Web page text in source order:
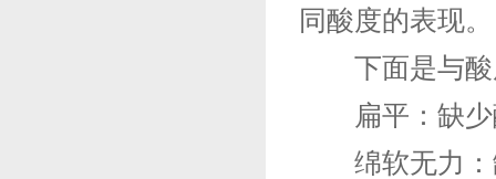
同酸度的表现。
下面是与酸
扁平：缺少
绵软无力：